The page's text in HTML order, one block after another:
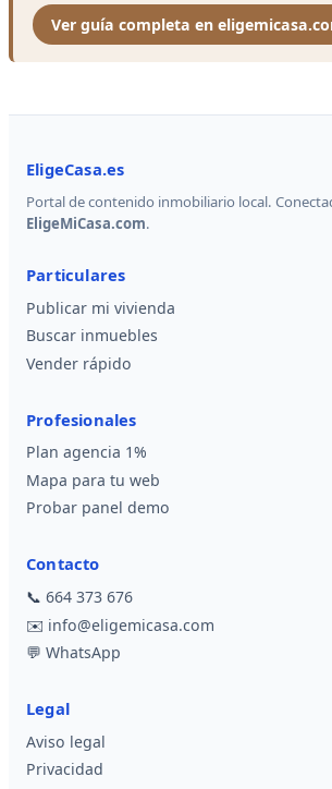
Ver guía completa en
EligeCasa.es
Portal de contenido inmobiliario local.
EligeMiCasa.com.
Particulares
Publicar mi vivienda
Buscar inmuebles
Vender rápido
Profesionales
Plan agencia 1%
Mapa para tu web
Probar panel demo
Contacto
📞 664 373 676
✉️ info@eligemicasa.com
💬 WhatsApp
Legal
Aviso legal
Privacidad